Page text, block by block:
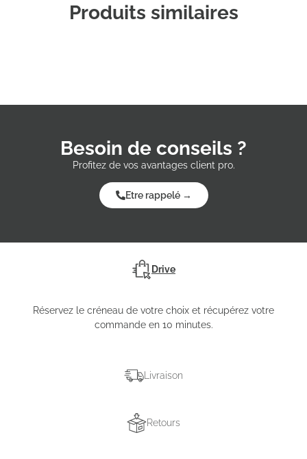
Produits similaires
Besoin de conseils ?
Profitez de vos avantages client pro.
Etre rappelé →
Drive
Livraison
Retours
Réservez le créneau de votre choix et récupérez votre
commande en 10 minutes.